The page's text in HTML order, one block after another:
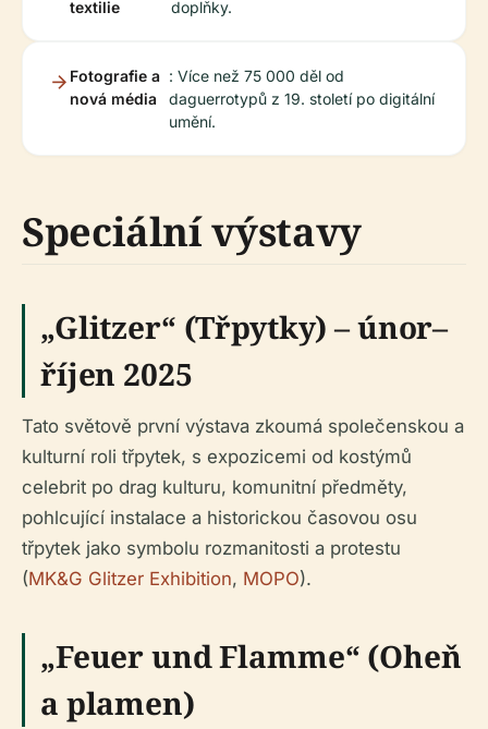
textilie
doplňky.
Fotografie a
nová média
: Více než 75 000 děl od
daguerrotypů z 19. století po digitální
umění.
Speciální výstavy
„Glitzer“ (Třpytky) – únor–
říjen 2025
Tato světově první výstava zkoumá společenskou a
kulturní roli třpytek, s expozicemi od kostýmů
celebrit po drag kulturu, komunitní předměty,
pohlcující instalace a historickou časovou osu
třpytek jako symbolu rozmanitosti a protestu
(MK&G Glitzer Exhibition, MOPO).
„Feuer und Flamme“ (Oheň
a plamen)